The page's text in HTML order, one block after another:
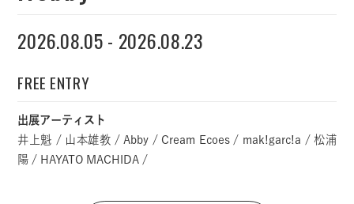
2026.08.05 - 2026.08.23
FREE ENTRY
出展アーティスト
井上魁 / 山本雄教 / Abby / Cream Ecoes / mak!garc!a / 松浦
陽 / HAYATO MACHIDA /